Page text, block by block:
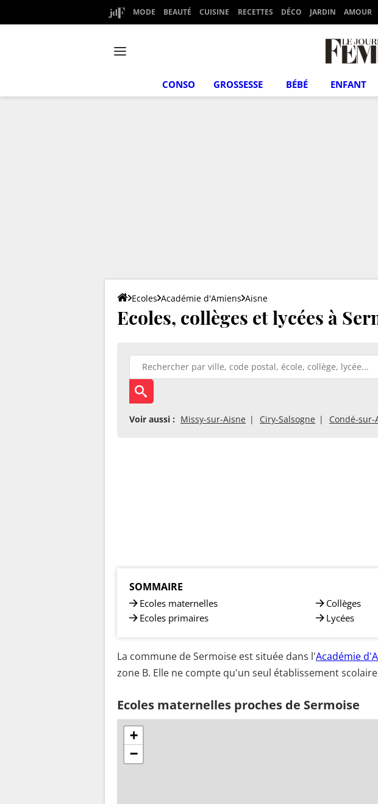
MODE BEAUTÉ CUISINE RECETTES DÉCO JARDIN AMOUR
CONSO GROSSESSE BÉBÉ ENFANT
Ecoles Académie d'Amiens Aisne
Ecoles, collèges et lycées à
Voir aussi : Missy-sur-Aisne Ciry-Salsogne Condé-sur-
SOMMAIRE
Ecoles maternelles
Ecoles primaires
Collèges
Lycées
La commune de Sermoise est située dans l'Académie
zone B. Elle ne compte qu'un seul établissement
Ecoles maternelles proches de Sermoise
+
−